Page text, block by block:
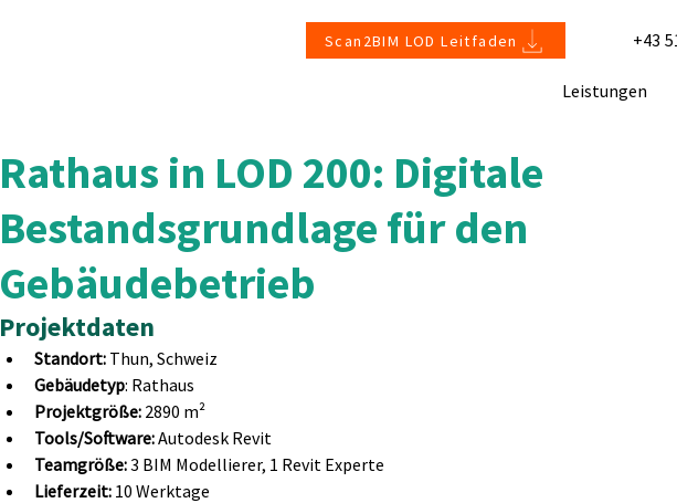
+43
Scan2BIM LOD Leitfaden
Leistungen
Rathaus in LOD 200: Digitale
Bestandsgrundlage für den
Gebäudebetrieb
Projektdaten
Standort: Thun, Schweiz
Gebäudetyp: Rathaus
Projektgröße: 2890 m²
Tools/Software: Autodesk Revit
Teamgröße: 3 BIM Modellierer, 1 Revit Experte
Lieferzeit: 10 Werktage